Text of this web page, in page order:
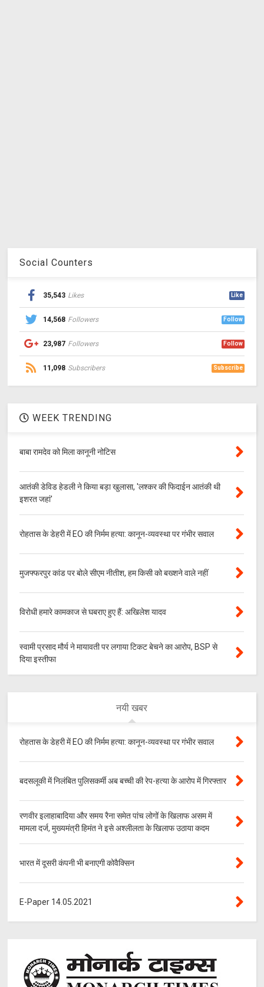
Social Counters
35,543 Likes Like
14,568 Followers Follow
23,987 Followers Follow
11,098 Subscribers Subscribe
WEEK TRENDING
बाबा रामदेव को मिला कानूनी नोटिस
आतंकी डेविड हेडली ने किया बड़ा खुलासा, 'लश्‍कर की फिदाईन आतंकी थी
इशरत जहां'
रोहतास के डेहरी में EO की निर्मम हत्या: कानून-व्यवस्था पर गंभीर सवाल
मुजफ्फरपुर कांड पर बोले सीएम नीतीश, हम किसी को बख्शने वाले नहीं
विरोधी हमारे कामकाज से घबराए हुए हैं: अखिलेश यादव
स्वामी प्रसाद मौर्य ने मायावती पर लगाया टिकट बेचने का आरोप, BSP से
दिया इस्तीफा
नयी खबर
रोहतास के डेहरी में EO की निर्मम हत्या: कानून-व्यवस्था पर गंभीर सवाल
बदसलूकी में निलंबित पुलिसकर्मी अब बच्ची की रेप-हत्या के आरोप में गिरफ्तार
रणवीर इलाहाबादिया और समय रैना समेत पांच लोगों के खिलाफ असम में
मामला दर्ज, मुख्यमंत्री हिमंत ने इसे अश्लीलता के खिलाफ उठाया कदम
भारत में दूसरी कंपनी भी बनाएगी कोवैक्सिन
E-Paper 14.05.2021